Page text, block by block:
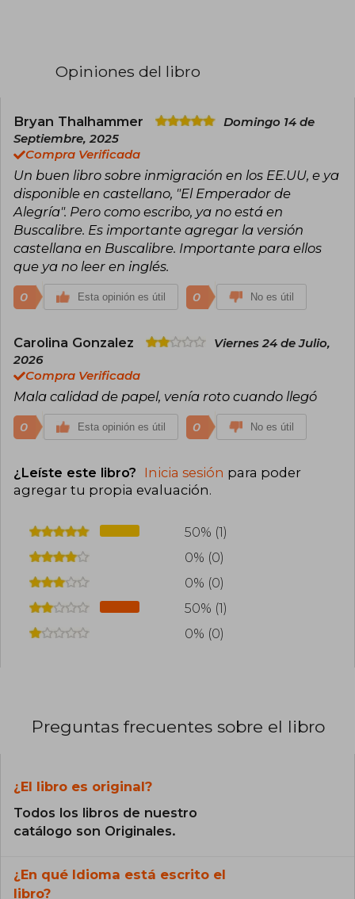
publicado en medios como The Atlantic,
Amherst College de Massachusetts. En la tierra
somos fugazmente grandiosos es su primera
novela.
Opiniones del libro
Bryan Thalhammer
Domingo 14 de
Septiembre, 2025
Compra Verificada
Un buen libro sobre inmigración en los EE.UU, e ya
disponible en castellano, "El Emperador de
Alegría". Pero como escribo, ya no está en
Buscalibre. Es importante agregar la versión
castellana en Buscalibre. Importante para ellos
que ya no leer en inglés.
0 Esta opinión es útil 0 No es útil
Carolina Gonzalez
Viernes 24 de Julio,
2026
Compra Verificada
Mala calidad de papel, venía roto cuando llegó
0 Esta opinión es útil 0 No es útil
¿Leíste este libro? Inicia sesión para poder
agregar tu propia evaluación.
50% (1)
0% (0)
0% (0)
50% (1)
0% (0)
Preguntas frecuentes sobre el libro
¿El libro es original?
Todos los libros de nuestro
catálogo son Originales.
¿En qué Idioma está escrito el
libro?